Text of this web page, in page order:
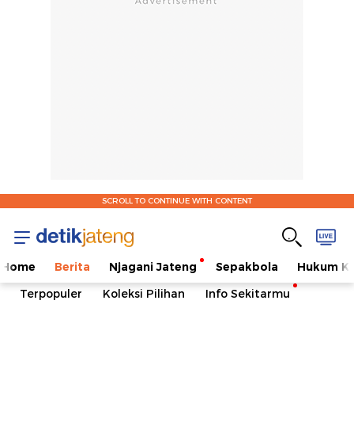
SCROLL TO CONTINUE WITH CONTENT
Home Berita Njagani Jateng Sepakbola
Hukum
Terpopuler
Koleksi Pilihan Info Sekitarmu